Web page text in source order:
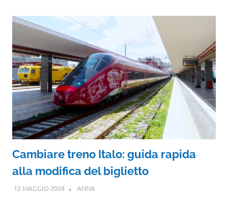
Cambiare treno Italo: guida rapida
alla modifica del biglietto
12 MAGGIO 2024 ANNA